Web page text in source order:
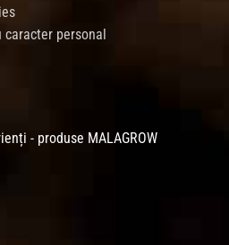
personal
- produse MALAGROW